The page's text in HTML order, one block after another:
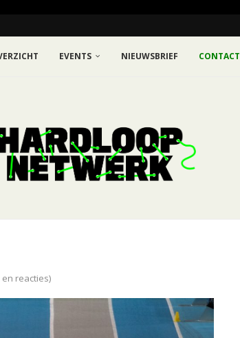
EVENTS NIEUWSBRIEF CONTACT
reacties)